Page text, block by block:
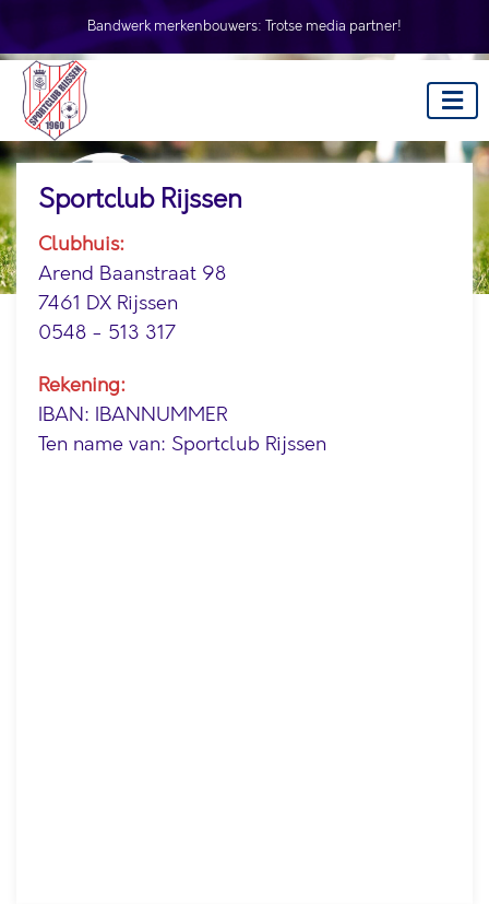
Bandwerk merkenbouwers: Trotse media partner!
Sportclub Rijssen
Clubhuis:
Arend Baanstraat 98
7461 DX Rijssen
0548 - 513 317
Rekening:
IBAN: IBANNUMMER
Ten name van: Sportclub Rijssen